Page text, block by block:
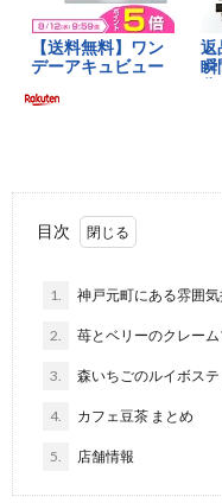
目次
1. 神戸元町にある雰囲
2. 苺とベリーのクレー
3. 森いちごのルイボステ
4. カフェ豆茶 まとめ
5. 店舗情報